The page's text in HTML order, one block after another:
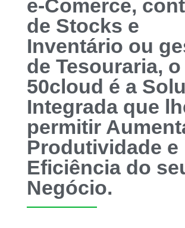
e-Comerce,
de Stocks e
Inventário ou
de Tesouraria, o
50cloud é a
Integrada que
permitir
Produtividade e
Eficiência do
Negócio.